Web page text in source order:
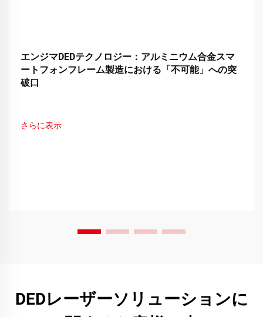
エンジマDEDテクノロジー：アルミニウム合金スマ
ートフォンフレーム製造における「不可能」への突
破口
さらに表示
DEDレーザーソリューションに